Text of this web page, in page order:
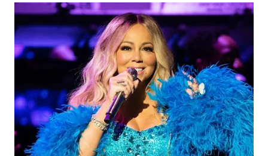
WN
LABUHANBATU
TENGAH
WN DELI
SERDANG